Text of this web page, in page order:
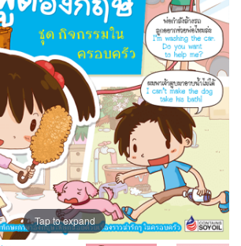
Tap to expand